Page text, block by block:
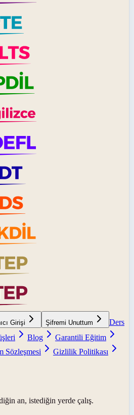
Girişi Şifremi Unuttum
Ders
Blog
Garantili Eğitim
Sözleşmesi
Gizlilik Politikası
an, istediğin yerde çalış.